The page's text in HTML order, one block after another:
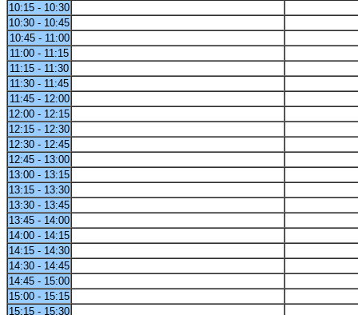
10:15 - 10:30
10:30 - 10:45
10:45 - 11:00
11:00 - 11:15
11:15 - 11:30
11:30 - 11:45
11:45 - 12:00
12:00 - 12:15
12:15 - 12:30
12:30 - 12:45
12:45 - 13:00
13:00 - 13:15
13:15 - 13:30
13:30 - 13:45
13:45 - 14:00
14:00 - 14:15
14:15 - 14:30
14:30 - 14:45
14:45 - 15:00
15:00 - 15:15
15:15 - 15:30